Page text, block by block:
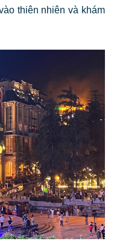
thiên nhiên và khám